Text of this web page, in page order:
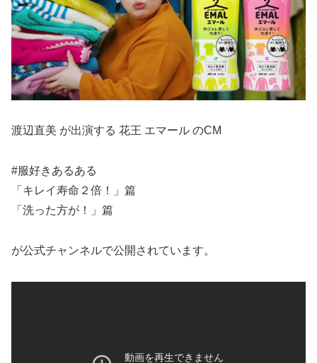
渡辺直美 が出演する 花王 エマール のCM
#服好きあるある
「キレイ寿命２倍！」篇
「洗った方が！」篇
が公式チャンネルで公開されています。